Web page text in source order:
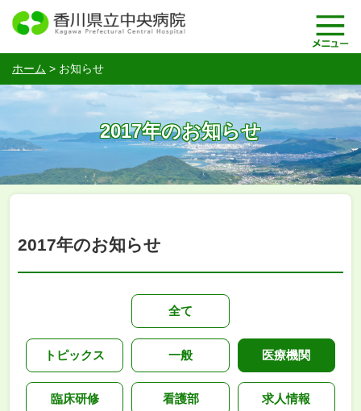
ホーム > お知らせ
2017年のお知らせ
2017年のお知らせ
全て
トピックス 一般 医療機関
臨床研修 看護部 求人情報